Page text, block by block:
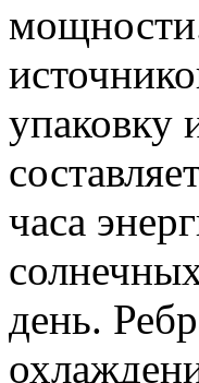
упаковку
часа
день.